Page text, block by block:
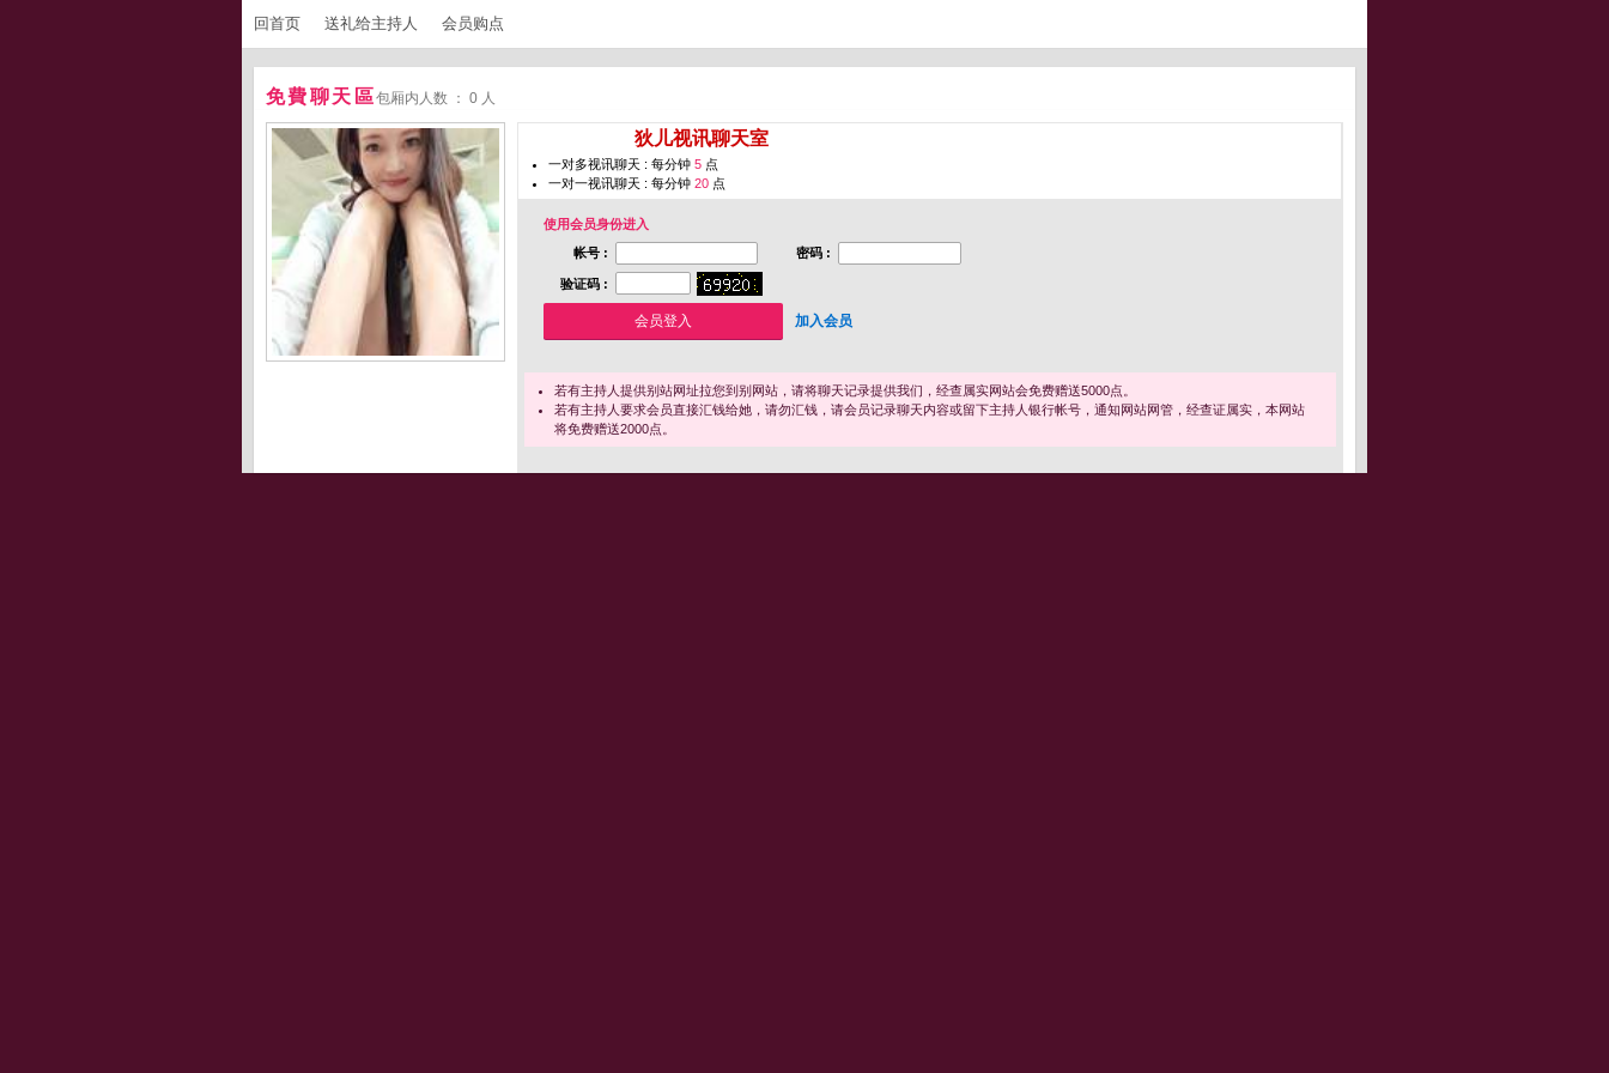
回首页 送礼给主持人 会员购点
免費聊天區包厢内人数 ： 0 人
狄儿视讯聊天室
一对多视讯聊天 : 每分钟 5 点
一对一视讯聊天 : 每分钟 20 点
使用会员身份进入
帐号 :
密码 :
验证码 :
加入会员
若有主持人提供别站网址拉您到别网站，请将聊天记录提供我们，经查属实网站会免费赠送5000点。
若有主持人要求会员直接汇钱给她，请勿汇钱，请会员记录聊天内容或留下主持人银行帐号，通知网站网管，经查证属实，本网站
将免费赠送2000点。